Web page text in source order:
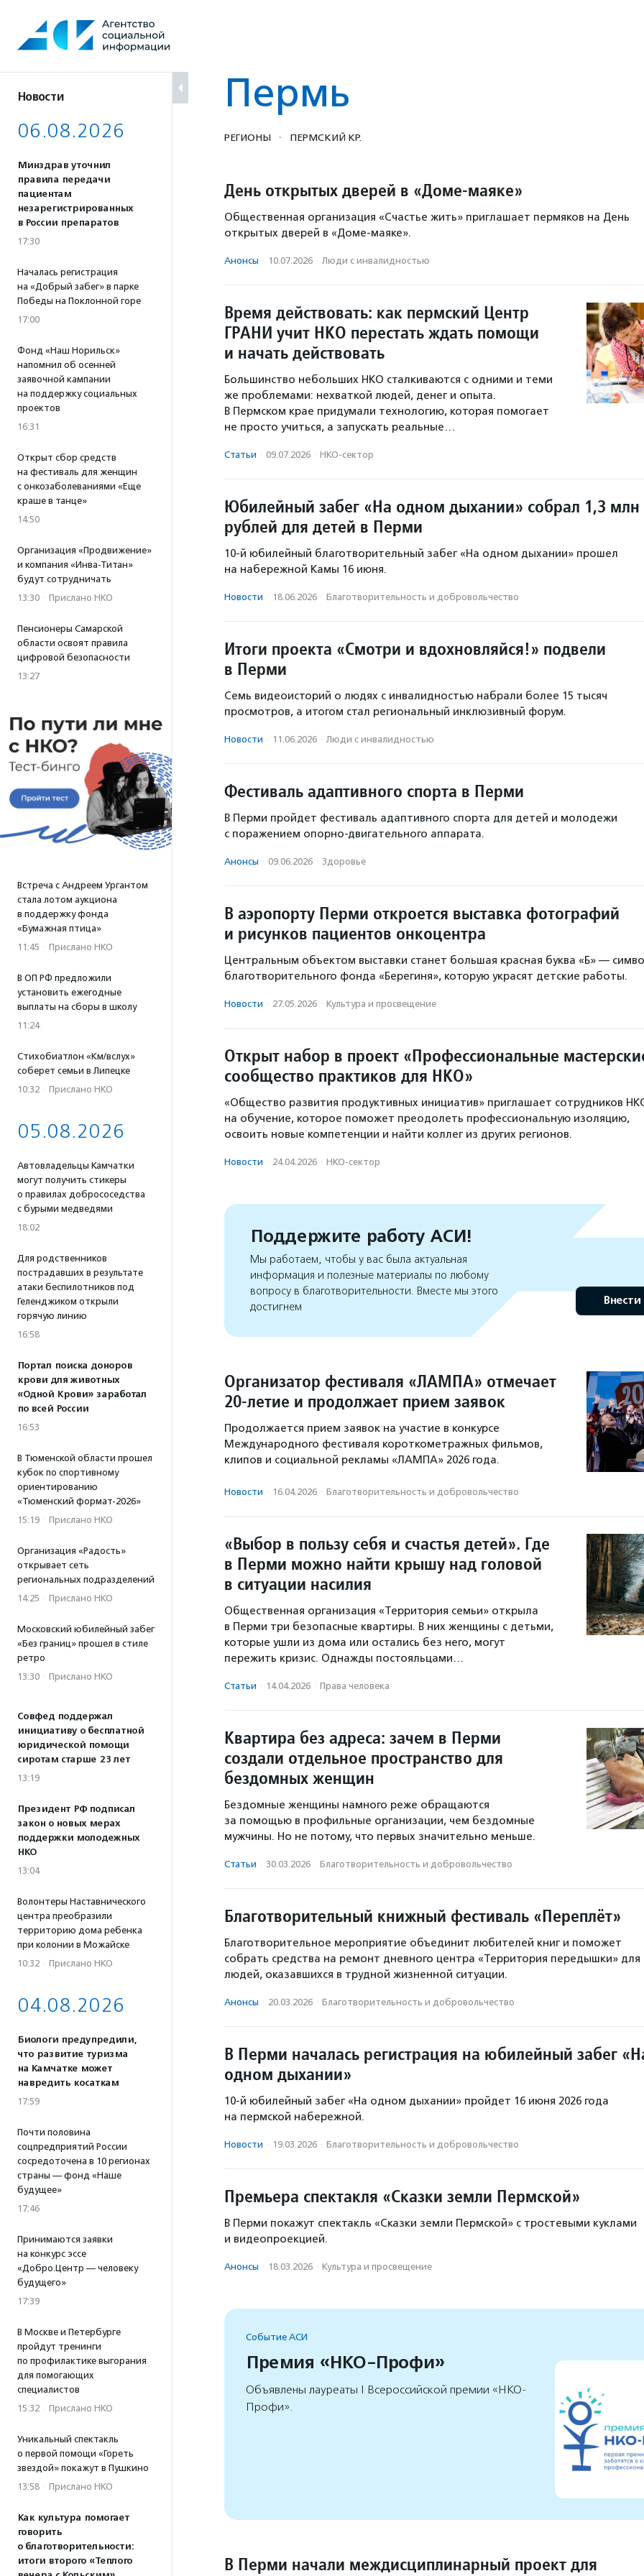
содержанию
Новости
06.08.2026
Минздрав уточнил
правила передачи
пациентам
незарегистрированных
в России препаратов
17:30
Началась регистрация
на «Добрый забег» в парке
Победы на Поклонной горе
17:00
Фонд «Наш Норильск»
напомнил об осенней
заявочной кампании
на поддержку социальных
проектов
16:31
Открыт сбор средств
на фестиваль для женщин
с онкозаболеваниями «Еще
краше в танце»
14:50
Организация «Продвижение»
и компания «Инва-Титан»
будут сотрудничать
13:30 · Прислано НКО
Пенсионеры Самарской
области освоят правила
цифровой безопасности
13:27
Встреча с Андреем Ургантом
стала лотом аукциона
в поддержку фонда
«Бумажная птица»
11:45 · Прислано НКО
В ОП РФ предложили
установить ежегодные
выплаты на сборы в школу
11:24
Стихобиатлон «Км/вслух»
соберет семьи в Липецке
10:32 · Прислано НКО
05.08.2026
Автовладельцы Камчатки
могут получить стикеры
о правилах добрососедства
с бурыми медведями
18:02
Для родственников
пострадавших в результате
атаки беспилотников под
Геленджиком открыли
горячую линию
16:58
Портал поиска доноров
крови для животных
«Одной Крови» заработал
по всей России
16:53
В Тюменской области прошел
кубок по спортивному
ориентированию
«Тюменский формат-2026»
15:19 · Прислано НКО
Организация «Радость»
открывает сеть
региональных подразделений
14:25 · Прислано НКО
Московский юбилейный забег
«Без границ» прошел в стиле
ретро
13:30 · Прислано НКО
Совфед поддержал
инициативу о бесплатной
юридической помощи
сиротам старше 23 лет
13:19
Президент РФ подписал
закон о новых мерах
поддержки молодежных
НКО
13:04
Волонтеры Наставнического
центра преобразили
территорию дома ребенка
при колонии в Можайске
10:32 · Прислано НКО
04.08.2026
Биологи предупредили,
что развитие туризма
на Камчатке может
навредить косаткам
17:59
Почти половина
соцпредприятий России
сосредоточена в 10 регионах
страны — фонд «Наше
будущее»
17:46
Принимаются заявки
на конкурс эссе
«Добро.Центр — человеку
будущего»
17:39
В Москве и Петербурге
пройдут тренинги
по профилактике выгорания
для помогающих
специалистов
15:32 · Прислано НКО
Уникальный спектакль
о первой помощи «Гореть
звездой» покажут в Пушкино
13:58 · Прислано НКО
Как культура помогает
говорить
о благотворительности:
итоги второго «Теплого
Пермь
РЕГИОНЫ · ПЕРМСКИЙ КР.
День открытых дверей в «Доме-маяке»
Общественная организация «Счастье жить» приглашает пермяков на День
открытых дверей в «Доме-маяке».
Анонсы · 10.07.2026 · Люди с инвалидностью
Время действовать: как пермский Центр
ГРАНИ учит НКО перестать ждать помощи
и начать действовать
Большинство небольших НКО сталкиваются с одними и теми
же проблемами: нехваткой людей, денег и опыта.
В Пермском крае придумали технологию, которая помогает
не просто учиться, а запускать реальные…
Статьи · 09.07.2026 · НКО-сектор
Юбилейный забег «На одном дыхании» собрал 1,3 млн
рублей для детей в Перми
10-й юбилейный благотворительный забег «На одном дыхании» прошел
на набережной Камы 16 июня.
Новости · 18.06.2026 · Благотвори­тель­ность и доброволь­чест­во
Итоги проекта «Смотри и вдохновляйся!» подвели
в Перми
Семь видеоисторий о людях с инвалидностью набрали более 15 тысяч
просмотров, а итогом стал региональный инклюзивный форум.
Новости · 11.06.2026 · Люди с инвалидностью
Фестиваль адаптивного спорта в Перми
В Перми пройдет фестиваль адаптивного спорта для детей и молодежи
с поражением опорно-двигательного аппарата.
Анонсы · 09.06.2026 · Здоровье
В аэропорту Перми откроется выставка фотографий
и рисунков пациентов онкоцентра
Центральным объектом выставки станет большая красная буква «Б» —
благотворительного фонда «Берегиня», которую украсят детские работы.
Новости · 27.05.2026 · Культура и просвещение
Открыт набор в проект «Профессиональные
сообщество практиков для НКО»
«Общество развития продуктивных инициатив» приглашает сотрудников
на обучение, которое поможет преодолеть профессиональную изоляцию,
освоить новые компетенции и найти коллег из других регионов.
Новости · 24.04.2026 · НКО-сектор
Поддержите работу АСИ!
Мы работаем, чтобы у вас была актуальная
информация и полезные материалы по любому
вопросу в благотворительности. Вместе мы этого
достигнем
Внести
Организатор фестиваля «ЛАМПА» отмечает
20-летие и продолжает прием заявок
Продолжается прием заявок на участие в конкурсе
Международного фестиваля короткометражных фильмов,
клипов и социальной рекламы «ЛАМПА» 2026 года.
Новости · 16.04.2026 · Благотвори­тель­ность и доброволь­чест­во
«Выбор в пользу себя и счастья детей». Где
в Перми можно найти крышу над головой
в ситуации насилия
Общественная организация «Территория семьи» открыла
в Перми три безопасные квартиры. В них женщины с детьми,
которые ушли из дома или остались без него, могут
пережить кризис. Однажды постояльцами…
Статьи · 14.04.2026 · Права человека
Квартира без адреса: зачем в Перми
создали отдельное пространство для
бездомных женщин
Бездомные женщины намного реже обращаются
за помощью в профильные организации, чем бездомные
мужчины. Но не потому, что первых значительно меньше.
Статьи · 30.03.2026 · Благотвори­тель­ность и доброволь­чест­во
Благотворительный книжный фестиваль «Переплёт»
Благотворительное мероприятие объединит любителей книг и поможет
собрать средства на ремонт дневного центра «Территория передышки» для
людей, оказавшихся в трудной жизненной ситуации.
Анонсы · 20.03.2026 · Благотвори­тель­ность и доброволь­чест­во
В Перми началась регистрация на юбилейный забег
одном дыхании»
10-й юбилейный забег «На одном дыхании» пройдет 16 июня 2026 года
на пермской набережной.
Новости · 19.03.2026 · Благотвори­тель­ность и доброволь­чест­во
Премьера спектакля «Сказки земли Пермской»
В Перми покажут спектакль «Сказки земли Пермской» с тростевыми куклами
и видеопроекцией.
Анонсы · 18.03.2026 · Культура и просвещение
Событие АСИ
Премия «НКО-Профи»
Объявлены лауреаты I Всероссийской премии «НКО-
Профи».
В Перми начали междисциплинарный проект для